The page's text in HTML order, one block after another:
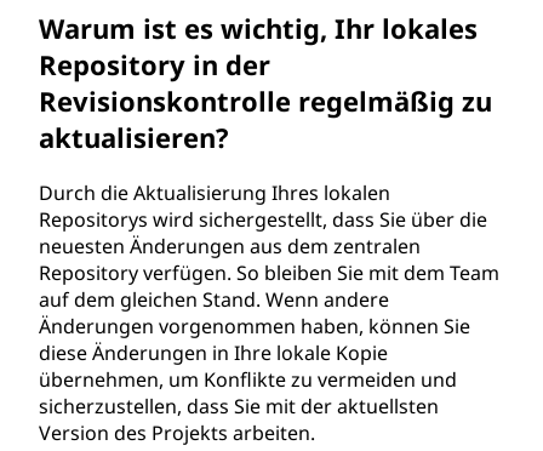
Warum ist es wichtig, Ihr lokales
Repository in der
Revisionskontrolle regelmäßig zu
aktualisieren?
Durch die Aktualisierung Ihres lokalen
Repositorys wird sichergestellt, dass Sie über die
neuesten Änderungen aus dem zentralen
Repository verfügen. So bleiben Sie mit dem Team
auf dem gleichen Stand. Wenn andere
Änderungen vorgenommen haben, können Sie
diese Änderungen in Ihre lokale Kopie
übernehmen, um Konflikte zu vermeiden und
sicherzustellen, dass Sie mit der aktuellsten
Version des Projekts arbeiten.